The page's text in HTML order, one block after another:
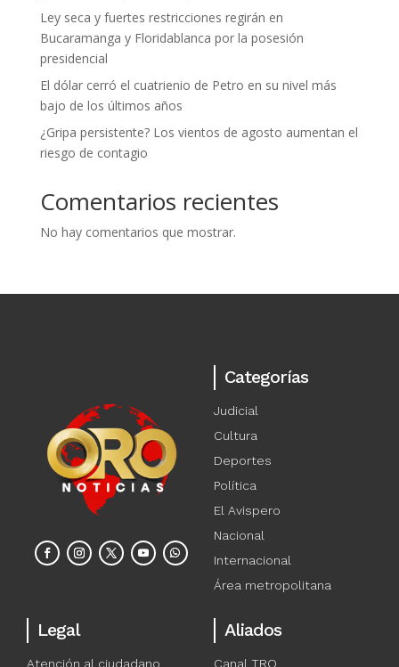
Ley seca y fuertes restricciones regirán en
Bucaramanga y Floridablanca por la posesión
presidencial
El dólar cerró el cuatrienio de Petro en su nivel más
bajo de los últimos años
¿Gripa persistente? Los vientos de agosto aumentan el
riesgo de contagio
Comentarios recientes
No hay comentarios que mostrar.
Categorías
Judicial
Cultura
Deportes
Política
El Avispero
Nacional
Internacional
Área metropolitana
Legal
Atención al ciudadano
Aliados
Canal TRO